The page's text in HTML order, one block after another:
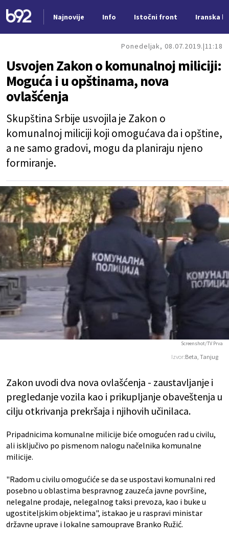
Najnovije Info Istočni front Iranska
Ponedeljak, 08.07.2019. 11:18
Usvojen Zakon o komunalnoj miliciji:
Moguća i u opštinama, nova
ovlašćenja
Skupština Srbije usvojila je Zakon o
komunalnoj miliciji koji omogućava da i opštine,
a ne samo gradovi, mogu da planiraju njeno
formiranje.
Izvor:Beta, Tanjug
Screenshot/TV Prva
Zakon uvodi dva nova ovlašćenja - zaustavljanje i
pregledanje vozila kao i prikupljanje obaveštenja u
cilju otkrivanja prekršaja i njihovih učinilaca.
Pripadnicima komunalne milicije biće omogućen rad u civilu,
ali isključivo po pismenom nalogu načelnika komunalne
milicije.
"Radom u civilu omogućiće se da se uspostavi komunalni red
posebno u oblastima bespravnog zauzeća javne površine,
nelegalne prodaje, nelegalnog taksi prevoza, kao i buke u
ugostiteljskim objektima", istakao je u raspravi ministar
državne uprave i lokalne samouprave Branko Ružić.